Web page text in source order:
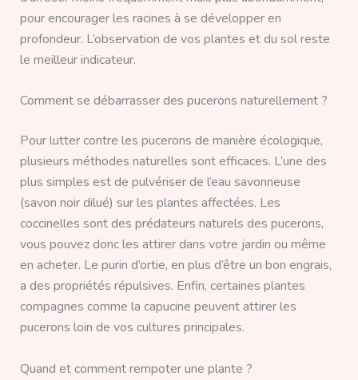
pour encourager les racines à se développer en
profondeur. L’observation de vos plantes et du sol reste
le meilleur indicateur.
Comment se débarrasser des pucerons naturellement ?
Pour lutter contre les pucerons de manière écologique,
plusieurs méthodes naturelles sont efficaces. L’une des
plus simples est de pulvériser de l’eau savonneuse
(savon noir dilué) sur les plantes affectées. Les
coccinelles sont des prédateurs naturels des pucerons,
vous pouvez donc les attirer dans votre jardin ou même
en acheter. Le purin d’ortie, en plus d’être un bon engrais,
a des propriétés répulsives. Enfin, certaines plantes
compagnes comme la capucine peuvent attirer les
pucerons loin de vos cultures principales.
Quand et comment rempoter une plante ?